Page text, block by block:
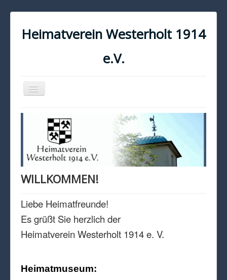
Heimatverein Westerholt 1914
e.V.
Navigation
an/aus
KONTAKT
IMPRESSUM
DATENSCHUTZ
WILLKOMMEN!
Liebe Heimatfreunde!
Es grüßt Sie herzlich der
Heimatverein Westerholt 1914 e. V.
Heimatmuseum: